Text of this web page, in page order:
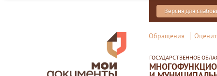
Версия для
Обращения
ГОСУДАРСТВЕННОЕ